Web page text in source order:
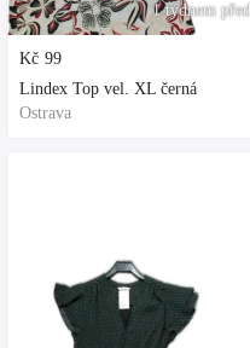
1 týdnem před
Kč 99
Lindex Top vel. XL černá
Ostrava